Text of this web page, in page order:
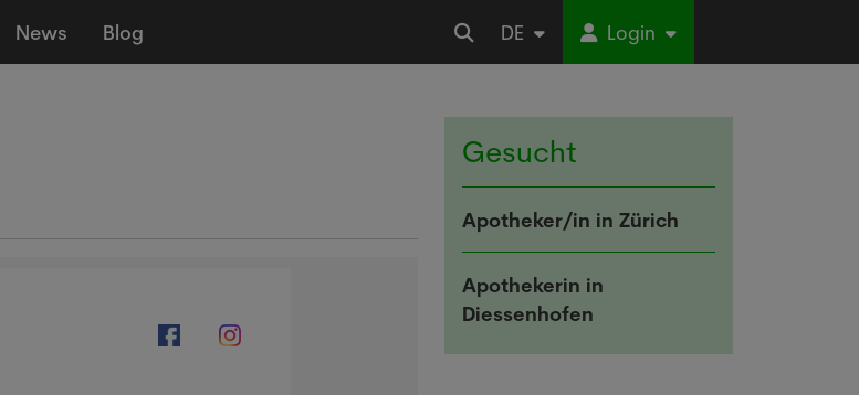
News Blog DE Login
Gesucht
Apotheker/in in Zürich
Apothekerin in
Diessenhofen